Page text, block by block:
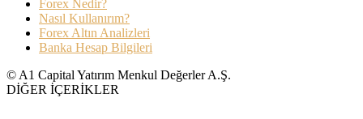
Forex Nedir?
Nasıl Kullanırım?
Forex Altın Analizleri
Banka Hesap Bilgileri
© A1 Capital Yatırım Menkul Değerler A.Ş.
DİĞER İÇERİKLER